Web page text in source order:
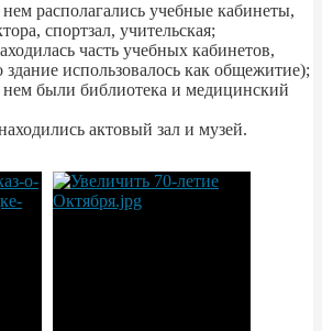
располагались учебные кабинеты,
спортзал, учительская;
часть учебных кабинетов,
здание использовалось как общежитие);
были библиотека и медицинский
актовый зал и музей.